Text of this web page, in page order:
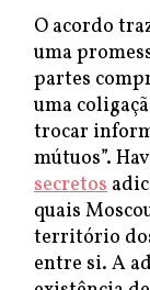
O acordo
uma
partes
uma
trocar
mútuos”.
secretos
quais
território
entre si. A